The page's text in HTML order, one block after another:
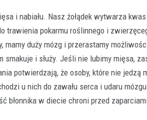
i nabiału. Nasz żołądek wytwarza
trawienia pokarmu roślinnego i
mamy duży mózg i przerastamy
i służy. Jeśli nie lubimy mięsa,
potwierdzają, że osoby, które nie jedzą
u nich do zawału serca i udaru
błonnika w diecie chroni przed
Rolnictwo
Klucz do jakości w
polega konfekcjonowanie
dlaczego jest tak ważne?